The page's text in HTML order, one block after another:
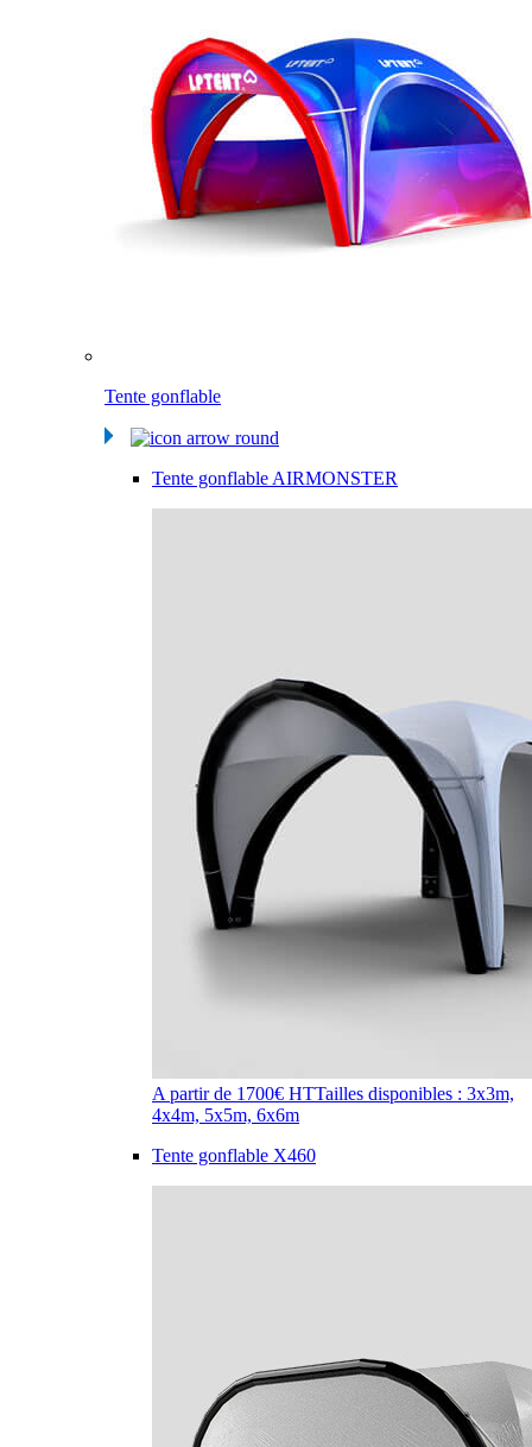
Tente gonflable
Tente gonflable AIRMONSTER
A partir de 1700€ HTTailles disponibles : 3x3m,
4x4m, 5x5m, 6x6m
Tente gonflable X460